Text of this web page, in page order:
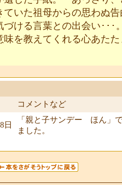
ていた祖母からの思わぬ
づける言葉との出会い･･･
味を教えてくれる心あた
コメントなど
日
「親と子サンデー ほん」
ました。